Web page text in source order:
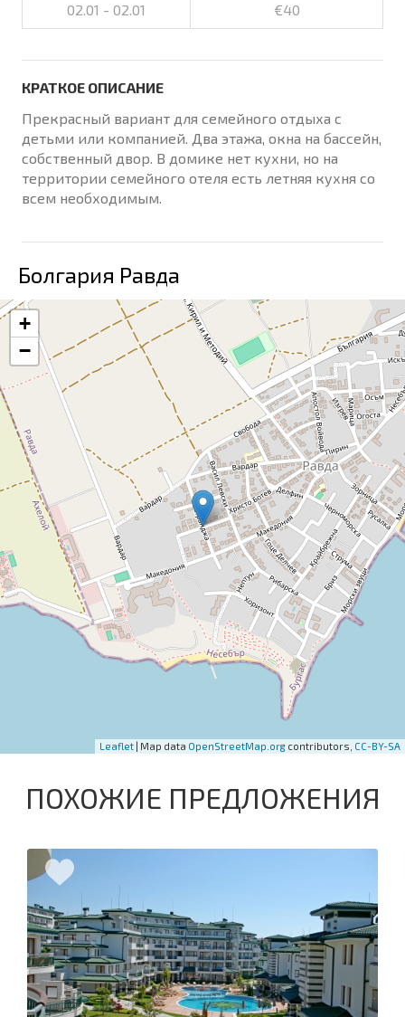
02.01 - 02.01 €40
КРАТКОЕ ОПИСАНИЕ
Прекрасный вариант для семейного отдыха с
детьми или компанией. Два этажа, окна на бассейн,
собственный двор. В домике нет кухни, но на
территории семейного отеля есть летняя кухня со
всем необходимым.
Болгария Равда
+
−
Leaflet | Map data OpenStreetMap.org contributors, CC-BY-SA
ПОХОЖИЕ ПРЕДЛОЖЕНИЯ